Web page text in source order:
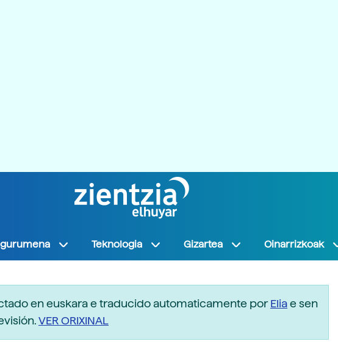
Teknologia Gizartea Oinarrizkoak
en euskara e traducido automaticamente porEliae sen
VER ORIXINAL